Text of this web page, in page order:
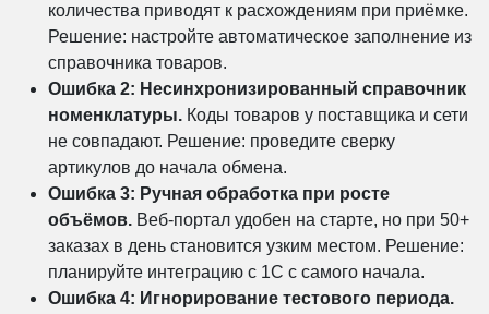
количества приводят к расхождениям при приёмке.
Решение: настройте автоматическое заполнение из
справочника товаров.
Ошибка 2: Несинхронизированный справочник
номенклатуры. Коды товаров у поставщика и сети
не совпадают. Решение: проведите сверку
артикулов до начала обмена.
Ошибка 3: Ручная обработка при росте
объёмов. Веб-портал удобен на старте, но при 50+
заказах в день становится узким местом. Решение:
планируйте интеграцию с 1С с самого начала.
Ошибка 4: Игнорирование тестового периода.